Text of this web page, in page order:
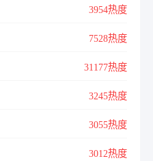
3954热度
7528热度
31177热度
3245热度
3055热度
3012热度